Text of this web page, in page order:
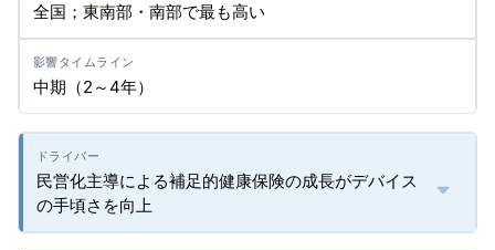
全国；東南部・南部で最も高い
中期（2～4年）
民営化主導による補足的健康保険の成長がデバイス
の手頃さを向上